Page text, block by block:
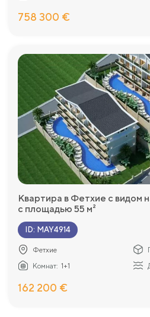
758 300 €
Квартира в Фетхие с видом
с площадью 55 м²
ID: MAY4914
Фетхие
Комнат: 1+1
162 200 €